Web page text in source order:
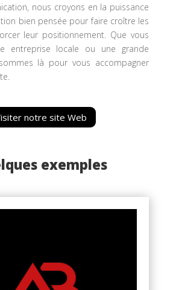
nous croyons en la puissance
bien pensée pour faire croître les
leur positionnement. Que vous
entreprise locale ou une grande
là pour vous accompagner
notre site Web
exemples